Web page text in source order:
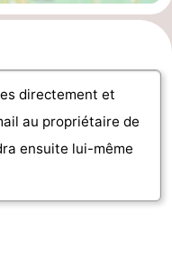
directement et
au propriétaire de
ensuite lui-même